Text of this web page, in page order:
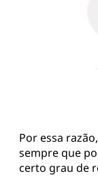
Por essa
sempre que
certo grau de